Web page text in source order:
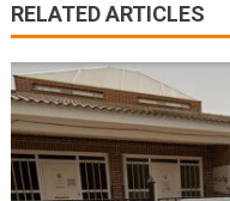
RELATED ARTICLES